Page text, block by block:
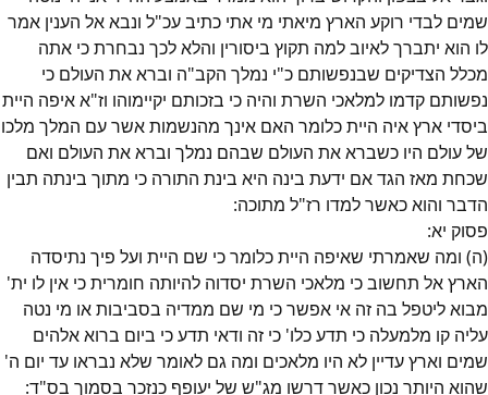
שמים לבדי רוקע הארץ מיאתי מי אתי כתיב עכ"ל ונבא אל הענין אמר
לו הוא יתברך לאיוב למה תקוץ ביסורין והלא לכך נבחרת כי אתה
מכלל הצדיקים שבנפשותם כ"י נמלך הקב"ה וברא את העולם כי
נפשותם קדמו למלאכי השרת והיה כי בזכותם יקיימוהו וז"א איפה היית
ביסדי ארץ איה היית כלומר האם אינך מהנשמות אשר עם המלך מלכו
של עולם היו כשברא את העולם שבהם נמלך וברא את העולם ואם
שכחת מאז הגד אם ידעת בינה היא בינת התורה כי מתוך בינתה תבין
הדבר והוא כאשר למדו רז"ל מתוכה:
פסוק יא:
(ה) ומה שאמרתי שאיפה היית כלומר כי שם היית ועל פיך נתיסדה
הארץ אל תחשוב כי מלאכי השרת יסדוה להיותה חומרית כי אין לו ית'
מבוא ליטפל בה זה אי אפשר כי מי שם ממדיה בסביבות או מי נטה
עליה קו מלמעלה כי תדע כלו' כי זה ודאי תדע כי ביום ברוא אלהים
שמים וארץ עדיין לא היו מלאכים ומה גם לאומר שלא נבראו עד יום ה'
שהוא היותר נכון כאשר דרשו מג"ש של יעופף כנזכר בסמוך בס"ד: